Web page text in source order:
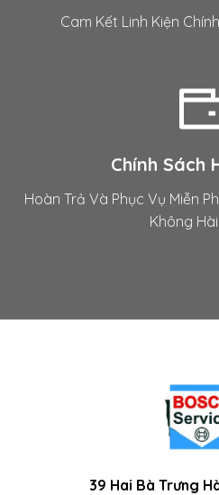
Cam Kết Linh Kiện
Chính Sách
Hoàn Trả Và Phục Vụ Miễn
Không
39 Hai Bà Trưng